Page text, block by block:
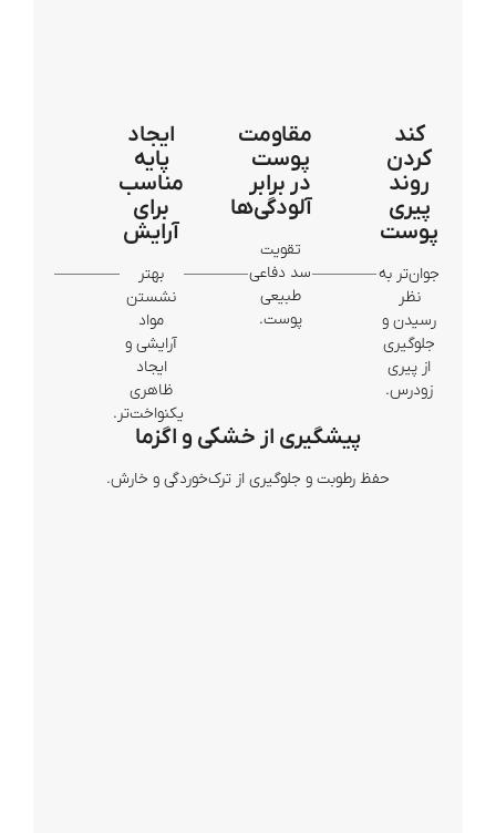
کند
کردن
روند
پیری
پوست
جوان‌تر به
نظر
رسیدن و
جلوگیری
از پیری
زودرس.
مقاومت
پوست
در برابر
آلودگی‌ها
تقویت
سد دفاعی
طبیعی
پوست.
ایجاد
پایه
مناسب
برای
آرایش
بهتر
نشستن
مواد
آرایشی و
ایجاد
ظاهری
یکنواخت‌تر.
پیشگیری از خشکی و اگزما
حفظ رطوبت و جلوگیری از ترک‌خوردگی و خارش.